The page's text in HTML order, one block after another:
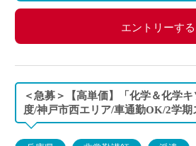
エントリーする
＜急募＞【高単価】「化学＆化学
度/神戸市西エリア/車通勤OK/2学期